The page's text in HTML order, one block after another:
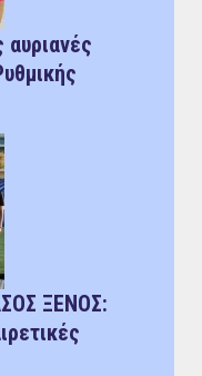
ΞΕΝΟΣ: